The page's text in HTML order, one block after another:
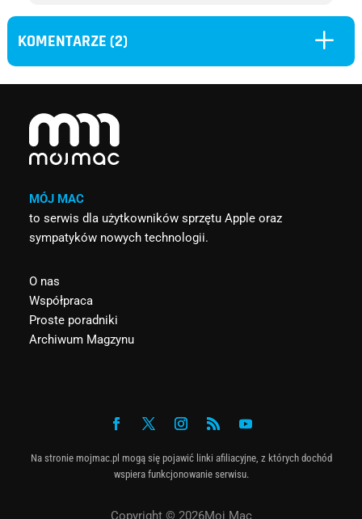
KOMENTARZE (2) L
MÓJ MAC
to serwis dla użytkowników sprzętu Apple oraz
sympatyków nowych technologii.
O nas
Współpraca
Proste poradniki
Archiwum Magzynu
Na stronie mojmac.pl mogą się pojawić linki afiliacyjne, z których dochód
wspiera funkcjonowanie serwisu.
Copyright © 2026Moj Mac